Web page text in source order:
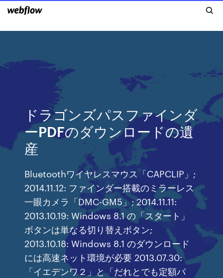
ドラゴンズパスファインダ
ーPDFのダウンロードの遺
産
Bluetoothワイヤレスマウス「CAPCLIP」;
2014.11.12: ファインダー搭載のミラーレス
一眼カメラ「DMC-GM5」; 2014.11.11:
2013.10.19: Windows 8.1 の「スタート」
ボタンは単なる切り替えボタン;
2013.10.18: Windows 8.1 のダウンロード
には高速ネット環境が必要 2013.07.30:
「イエデンワ２」と「だれとでも定額パ